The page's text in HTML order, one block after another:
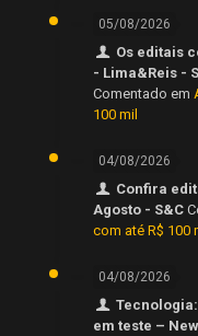
05/08/2026
Os editais
- Lima&Reis -
Comentado em
100 mil
04/08/2026
Confira
Agosto - S&C
com até R$ 100
04/08/2026
em teste –